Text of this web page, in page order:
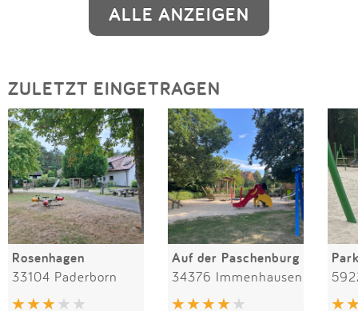
ALLE ANZEIGEN
ZULETZT EINGETRAGEN
Rosenhagen
33104 Paderborn
Auf der Paschenburg
34376 Immenhausen